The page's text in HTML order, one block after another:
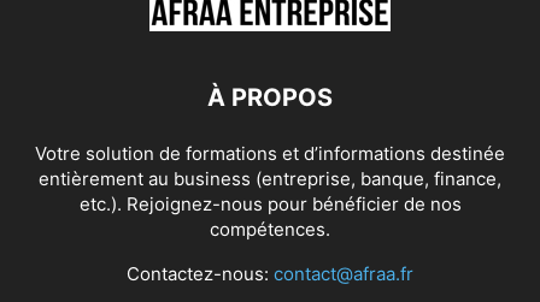
À PROPOS
Votre solution de formations et d’informations destinée
entièrement au business (entreprise, banque, finance,
etc.). Rejoignez-nous pour bénéficier de nos
compétences.
Contactez-nous: contact@afraa.fr